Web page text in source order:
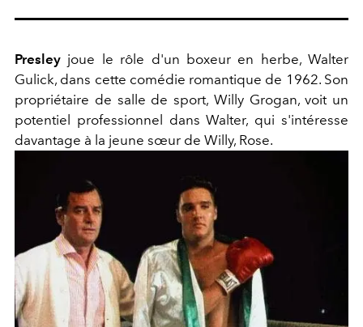
Presley joue le rôle d'un boxeur en herbe, Walter
Gulick, dans cette comédie romantique de 1962. Son
propriétaire de salle de sport, Willy Grogan, voit un
potentiel professionnel dans Walter, qui s'intéresse
davantage à la jeune sœur de Willy, Rose.